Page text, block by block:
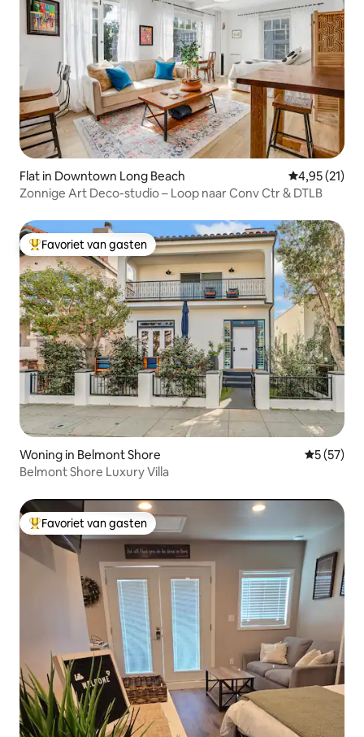
Flat in Downtown Long Beach Gemiddelde
4,95 (21)
Zonnige Art Deco-studio – Loop naar Conv Ctr & DTLB
Topfavoriet van gasten
Favoriet van gasten
Woning in Belmont Shore
5 (57)
Belmont Shore Luxury Villa
Topfavoriet van gasten
Favoriet van gasten